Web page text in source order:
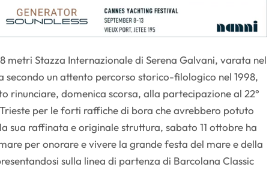
metri Stazza Internazionale di Serena Galvani, varata nel
secondo un attento percorso storico-filologico nel 1998,
rinunciare, domenica scorsa, alla partecipazione al 22°
per le forti raffiche di bora che avrebbero potuto
sua raffinata e originale struttura, sabato 11 ottobre ha
per onorare e vivere la grande festa del mare e della
sulla linea di partenza di Barcolana Classic